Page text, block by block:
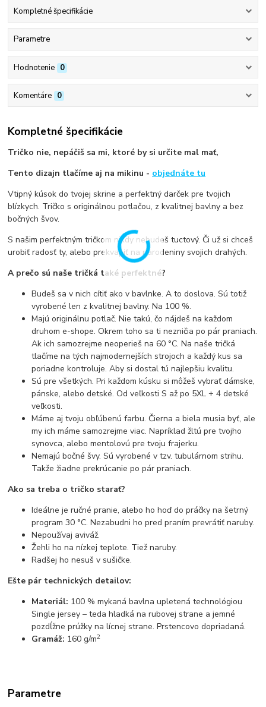
Kompletné špecifikácie
Parametre
Hodnotenie 0
Komentáre 0
Kompletné špecifikácie
Tričko nie, nepáčiš sa mi, ktoré by si určite mal mať,
Tento dizajn tlačíme aj na mikinu - objednáte tu
Vtipný kúsok do tvojej skrine a perfektný darček pre tvojich
blízkych. Tričko s originálnou potlačou, z kvalitnej bavlny a bez
bočných švov.
S našim perfektným tričkom nikdy nebudeš tuctový. Či už si chceš
urobiť radosť ty, alebo prekvapiť na narodeniny svojich drahých.
A prečo sú naše tričká také perfektné?
Budeš sa v nich cítiť ako v bavlnke. A to doslova. Sú totiž
vyrobené len z kvalitnej bavlny. Na 100 %.
Majú originálnu potlač. Nie takú, čo nájdeš na každom
druhom e-shope. Okrem toho sa ti nezničia po pár praniach.
Ak ich samozrejme neoperieš na 60 °C. Na naše tričká
tlačíme na tých najmodernejších strojoch a každý kus sa
poriadne kontroluje. Aby si dostal tú najlepšiu kvalitu.
Sú pre všetkých. Pri každom kúsku si môžeš vybrať dámske,
pánske, alebo detské. Od veľkosti S až po 5XL + 4 detské
veľkosti.
Máme aj tvoju obľúbenú farbu. Čierna a biela musia byť, ale
my ich máme samozrejme viac. Napríklad žltú pre tvojho
synovca, alebo mentolovú pre tvoju frajerku.
Nemajú bočné švy. Sú vyrobené v tzv. tubulárnom strihu.
Takže žiadne prekrúcanie po pár praniach.
Ako sa treba o tričko starať?
Ideálne je ručné pranie, alebo ho hoď do práčky na šetrný
program 30 °C. Nezabudni ho pred praním prevrátiť naruby.
Nepoužívaj aviváž.
Žehli ho na nízkej teplote. Tiež naruby.
Radšej ho nesuš v sušičke.
Ešte pár technických detailov:
Materiál: 100 % mykaná bavlna upletená technológiou
Single jersey – teda hladká na rubovej strane a jemné
pozdĺžne prúžky na lícnej strane. Prstencovo dopriadaná.
Gramáž: 160 g/m2
Parametre